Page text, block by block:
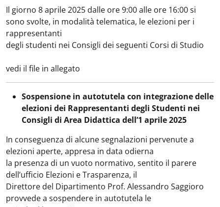
Il giorno 8 aprile 2025 dalle ore 9:00 alle ore 16:00 si
sono svolte, in modalità telematica, le elezioni per i
rappresentanti
degli studenti nei Consigli dei seguenti Corsi di Studio
vedi il file in allegato
Sospensione in autotutela con integrazione delle
elezioni dei Rappresentanti degli Studenti nei
Consigli di Area Didattica dell’1 aprile 2025
In conseguenza di alcune segnalazioni pervenute a
elezioni aperte, appresa in data odierna
la presenza di un vuoto normativo, sentito il parere
dell’ufficio Elezioni e Trasparenza, il
Direttore del Dipartimento Prof. Alessandro Saggioro
provvede a sospendere in autotutela le